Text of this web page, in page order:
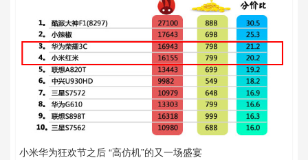
小米华为狂欢节之后 “高仿机”的又一场盛宴